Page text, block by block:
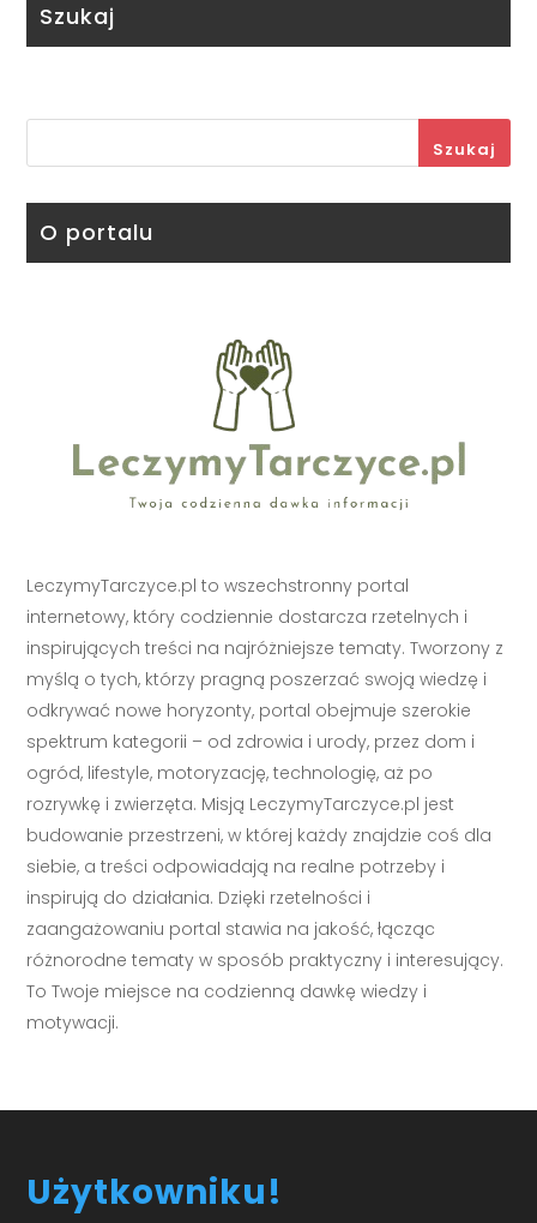
Szukaj
Szukaj
O portalu
LeczymyTarczyce.pl to wszechstronny portal
internetowy, który codziennie dostarcza rzetelnych i
inspirujących treści na najróżniejsze tematy. Tworzony z
myślą o tych, którzy pragną poszerzać swoją wiedzę i
odkrywać nowe horyzonty, portal obejmuje szerokie
spektrum kategorii – od zdrowia i urody, przez dom i
ogród, lifestyle, motoryzację, technologię, aż po
rozrywkę i zwierzęta. Misją LeczymyTarczyce.pl jest
budowanie przestrzeni, w której każdy znajdzie coś dla
siebie, a treści odpowiadają na realne potrzeby i
inspirują do działania. Dzięki rzetelności i
zaangażowaniu portal stawia na jakość, łącząc
różnorodne tematy w sposób praktyczny i interesujący.
To Twoje miejsce na codzienną dawkę wiedzy i
motywacji.
Użytkowniku!